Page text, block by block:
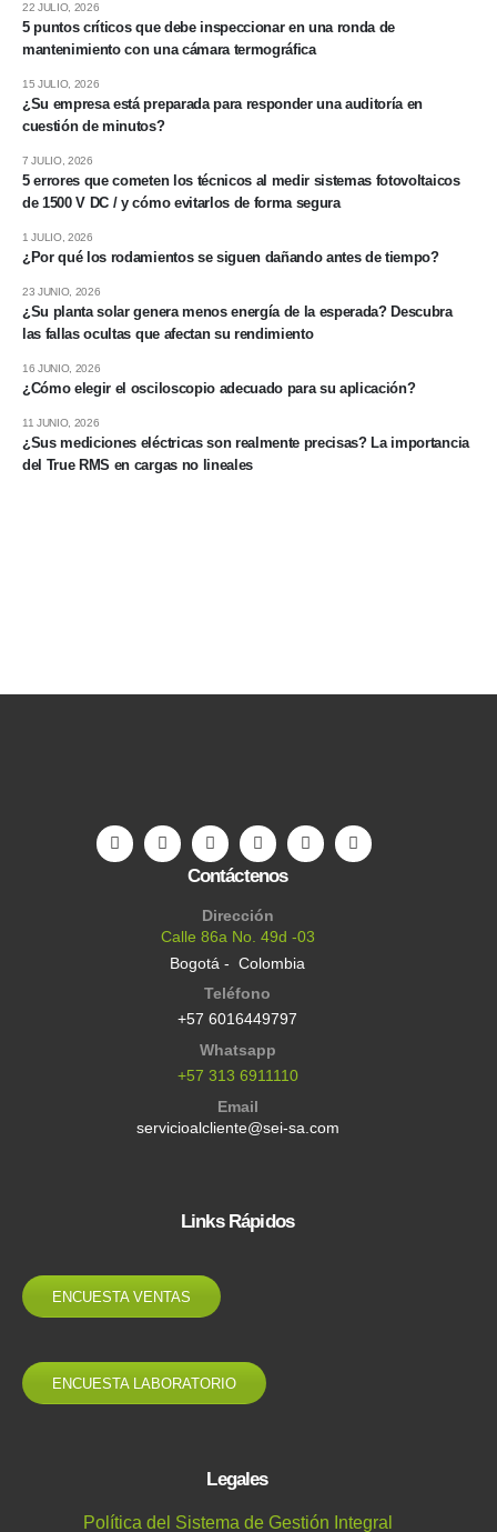
5 puntos críticos que debe inspeccionar en una ronda de
mantenimiento con una cámara termográfica
22 JULIO, 2026
¿Su empresa está preparada para responder una auditoría en
cuestión de minutos?
15 JULIO, 2026
5 errores que cometen los técnicos al medir sistemas fotovoltaicos
de 1500 V DC / y cómo evitarlos de forma segura
7 JULIO, 2026
¿Por qué los rodamientos se siguen dañando antes de tiempo?
1 JULIO, 2026
¿Su planta solar genera menos energía de la esperada? Descubra
las fallas ocultas que afectan su rendimiento
23 JUNIO, 2026
¿Cómo elegir el osciloscopio adecuado para su aplicación?
16 JUNIO, 2026
¿Sus mediciones eléctricas son realmente precisas? La importancia
del True RMS en cargas no lineales
11 JUNIO, 2026
Contáctenos
Dirección
Calle 86a No. 49d -03
Bogotá - Colombia
Teléfono
+57 6016449797
Whatsapp
+57 313 6911110
Email
servicioalcliente@sei-sa.com
Links Rápidos
ENCUESTA VENTAS
ENCUESTA LABORATORIO
Legales
Política del Sistema de Gestión Integral